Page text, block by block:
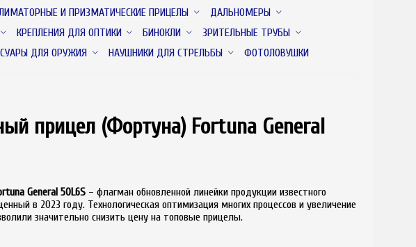
И ПРИЗМАТИЧЕСКИЕ ПРИЦЕЛЫ
ДАЛЬНОМЕРЫ
КРЕПЛЕНИЯ ДЛЯ ОПТИКИ БИНОКЛИ
ЗРИТЕЛЬНЫЕ ТРУБЫ
ДЛЯ ОРУЖИЯ НАУШНИКИ ДЛЯ СТРЕЛЬБЫ ФОТОЛОВУШКИ
прицел (Фортуна) Fortuna General
General 50L6S – флагман обновленной линейки продукции известного
в 2023 году. Технологическая оптимизация многих процессов и увеличение
значительно снизить цену на топовые прицелы.